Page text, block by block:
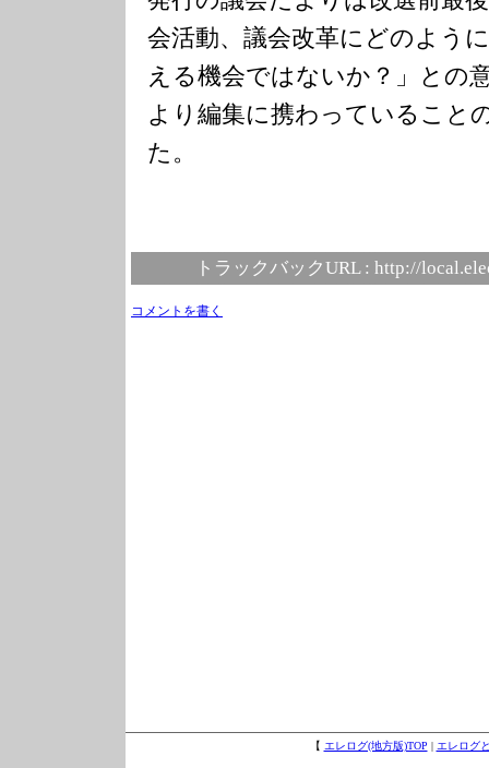
会活動、議会改革にどのよう
える機会ではないか？」との
より編集に携わっていること
た。
トラックバックURL : http://
コメントを書く
【 エレログ(地方版)TOP | エレログ